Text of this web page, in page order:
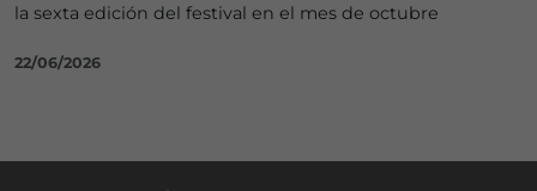
la sexta edición del festival en el mes de octubre
22/06/2026